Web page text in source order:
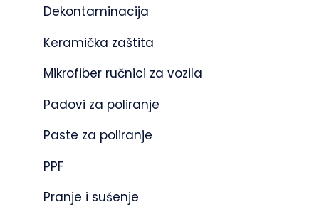
Dekontaminacija
Keramička zaštita
Mikrofiber ručnici za vozila
Padovi za poliranje
Paste za poliranje
PPF
Pranje i sušenje